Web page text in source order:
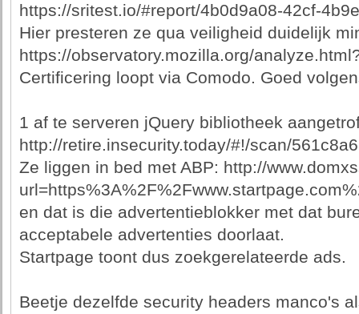
https://sritest.io/#report/4b0d9a08-42cf-
Hier presteren ze qua veiligheid duidelijk
https://observatory.mozilla.org/
Certificering loopt via Comodo. Goed
1 af te serveren jQuery bibliotheek
http://retire.insecurity.today/#!/scan/
Ze liggen in bed met ABP: http://
en dat is die advertentieblokker met dat
acceptabele advertenties doorlaat.
Startpage toont dus zoekgerelateerde ads.
Beetje dezelfde security headers manco's